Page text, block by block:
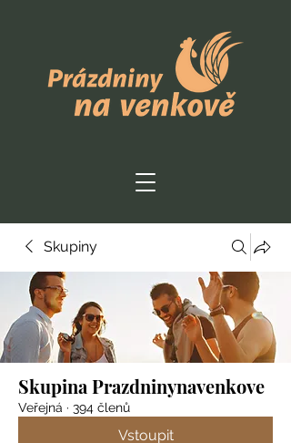
Skupiny
Skupina Prazdninynavenkove
Veřejná · 394 členů
Vstoupit